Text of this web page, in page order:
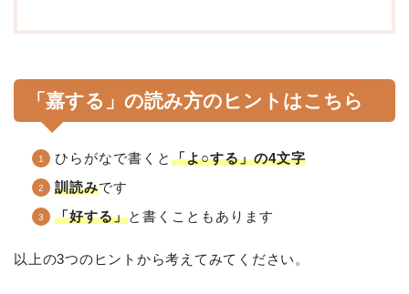
「嘉する」の読み方のヒントはこちら
ひらがなで書くと 「よ○する」の4文字
訓読みです
「好する」と書くこともあります
以上の3つのヒントから考えてみてください。